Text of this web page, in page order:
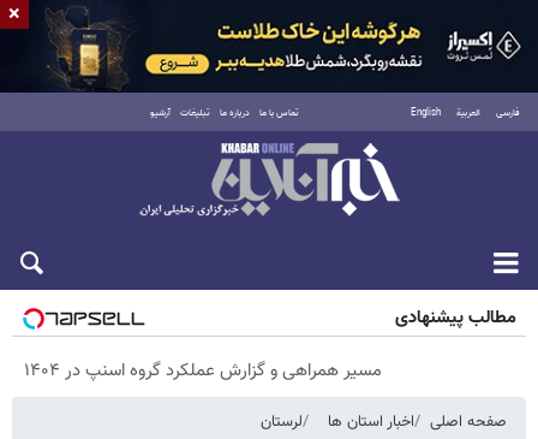
فارسی العربية English تماس با ما درباره ما تبلیغات آرشیو
پنجشنبه ۱۵ مرداد ۱۴۰۵
مطالب پیشنهادی
مسیر همراهی و گزارش عملکرد گروه اسنپ در ۱۴۰۴
صفحه اصلی اخبار استان ها لرستان
×